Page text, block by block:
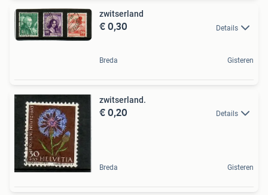
zwitserland
€ 0,30 Details
Breda Gisteren
zwitserland.
€ 0,20 Details
Breda Gisteren